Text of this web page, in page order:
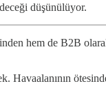
düşünülüyor.
hem de B2B
Havaalanının